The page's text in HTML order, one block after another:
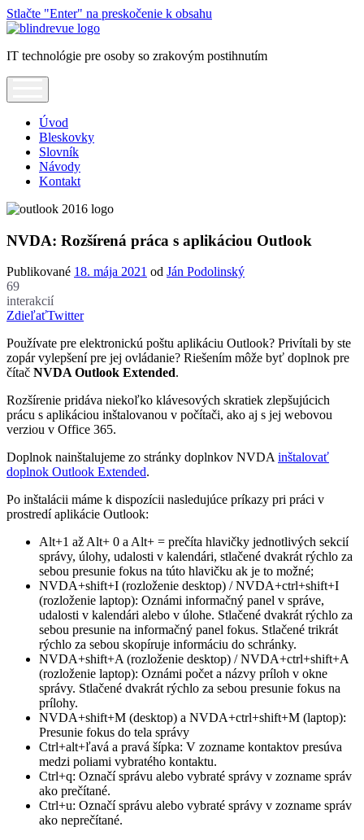
Stlačte "Enter" na preskočenie k obsahu
Blindrevue
IT technológie pre osoby so zrakovým postihnutím
Úvod
Bleskovky
Slovník
Návody
Kontakt
NVDA: Rozšírená práca s aplikáciou Outlook
Publikované 18. mája 2021 od Ján Podolinský
69
interakcií
ZdieľaťTwitter
Používate pre elektronickú poštu aplikáciu Outlook? Privítali by ste
zopár vylepšení pre jej ovládanie? Riešením môže byť doplnok pre
čítač NVDA Outlook Extended.
Rozšírenie pridáva niekoľko klávesových skratiek zlepšujúcich
prácu s aplikáciou inštalovanou v počítači, ako aj s jej webovou
verziou v Office 365.
Doplnok nainštalujeme zo stránky doplnkov NVDAinštalovať
doplnok Outlook Extended.
Po inštalácii máme k dispozícii nasledujúce príkazy pri práci v
prostredí aplikácie Outlook:
Alt+1 až Alt+ 0 a Alt+ = prečíta hlavičky jednotlivých sekcií
správy, úlohy, udalosti v kalendári, stlačené dvakrát rýchlo za
sebou presunie fokus na túto hlavičku ak je to možné;
NVDA+shift+I (rozloženie desktop) / NVDA+ctrl+shift+I
(rozloženie laptop): Oznámi informačný panel v správe,
udalosti v kalendári alebo v úlohe. Stlačené dvakrát rýchlo za
sebou presunie na informačný panel fokus. Stlačené trikrát
rýchlo za sebou skopíruje informáciu do schránky.
NVDA+shift+A (rozloženie desktop) / NVDA+ctrl+shift+A
(rozloženie laptop): Oznámi počet a názvy príloh v okne
správy. Stlačené dvakrát rýchlo za sebou presunie fokus na
prílohy.
NVDA+shift+M (desktop) a NVDA+ctrl+shift+M (laptop):
Presunie fokus do tela správy
Ctrl+alt+ľavá a pravá šípka: V zozname kontaktov presúva
medzi poliami vybratého kontaktu.
Ctrl+q: Označí správu alebo vybraté správy v zozname správ
ako prečítané.
Ctrl+u: Označí správu alebo vybraté správy v zozname správ
ako neprečítané.